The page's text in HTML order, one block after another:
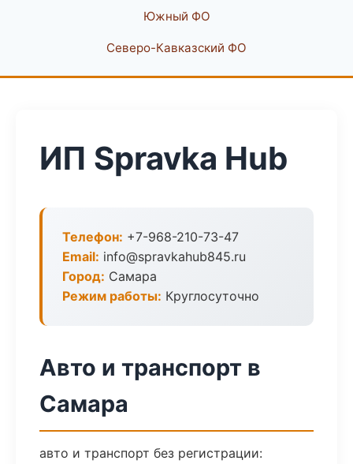
Южный ФО
Северо-Кавказский ФО
ИП Spravka Hub
Телефон: +7-968-210-73-47
Email: info@spravkahub845.ru
Город: Самара
Режим работы: Круглосуточно
Авто и транспорт в
Самара
авто и транспорт без регистрации: